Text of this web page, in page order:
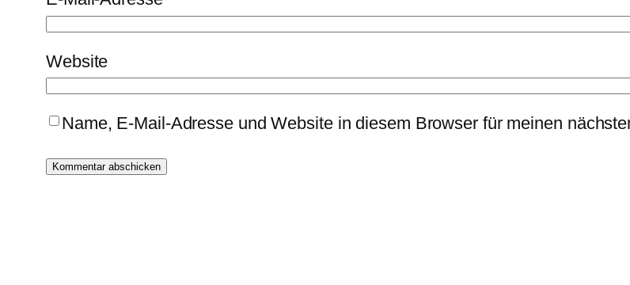
Website
Name, E-Mail-Adresse und Website in diesem Browser für meinen